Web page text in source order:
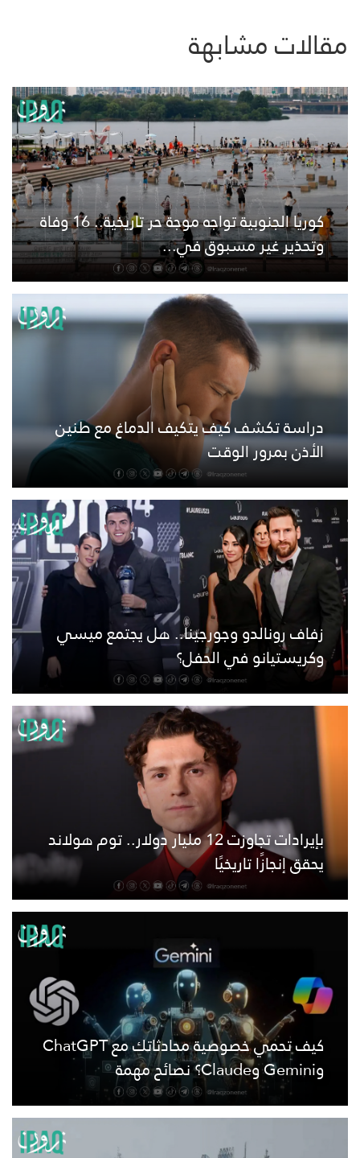
مقالات مشابهة
كوريا الجنوبية تواجه موجة حر تاريخية.. 16 وفاة
وتحذير غير مسبوق في...
دراسة تكشف كيف يتكيف الدماغ مع طنين
الأذن بمرور الوقت
زفاف رونالدو وجورجينا.. هل يجتمع ميسي
وكريستيانو في الحفل؟
بإيرادات تجاوزت 12 مليار دولار.. توم هولاند
يحقق إنجازًا تاريخيًا
كيف تحمي خصوصية محادثاتك مع ChatGPT
وGemini وClaude؟ نصائح مهمة